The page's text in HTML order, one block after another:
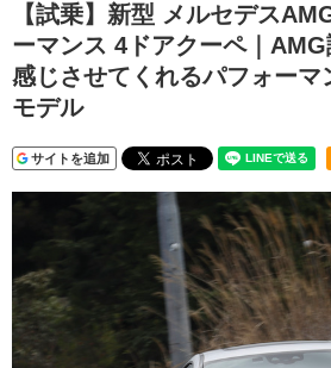
【試乗】新型 メルセデス
ーマンス 4ドアクーペ｜
感じさせてくれるパフォーマ
モデル
サイトを追加